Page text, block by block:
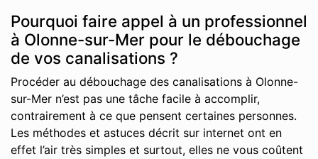
Pourquoi faire appel à un professionnel
à Olonne-sur-Mer pour le débouchage
de vos canalisations ?
Procéder au débouchage des canalisations à Olonne-
sur-Mer n’est pas une tâche facile à accomplir,
contrairement à ce que pensent certaines personnes.
Les méthodes et astuces décrit sur internet ont en
effet l’air très simples et surtout, elles ne vous coûtent